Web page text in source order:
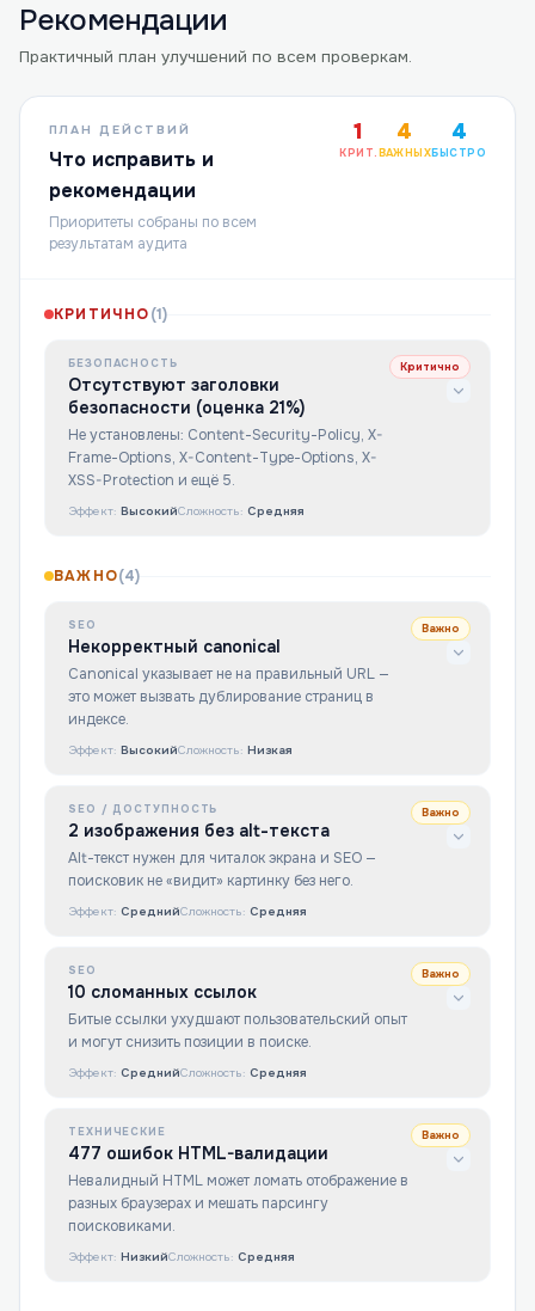
Рекомендации
Практичный план улучшений по всем проверкам.
ПЛАН ДЕЙСТВИЙ
Что исправить и
рекомендации
Приоритеты собраны по всем
результатам аудита
1
КРИТ.
4
ВАЖНЫХ
4
БЫСТРО
КРИТИЧНО(1)
БЕЗОПАСНОСТЬ
Отсутствуют заголовки
безопасности (оценка 21%)
Не установлены: Content-Security-Policy, X-
Frame-Options, X-Content-Type-Options, X-
XSS-Protection и ещё 5.
Критично
Эффект: ВысокийСложность: Средняя
ВАЖНО(4)
SEO
Некорректный canonical
Canonical указывает не на правильный URL —
это может вызвать дублирование страниц в
индексе.
Важно
Эффект: ВысокийСложность: Низкая
SEO / ДОСТУПНОСТЬ
2 изображения без alt-текста
Alt-текст нужен для читалок экрана и SEO —
поисковик не «видит» картинку без него.
Важно
Эффект: СреднийСложность: Средняя
SEO
10 сломанных ссылок
Битые ссылки ухудшают пользовательский опыт
и могут снизить позиции в поиске.
Важно
Эффект: СреднийСложность: Средняя
ТЕХНИЧЕСКИЕ
477 ошибок HTML-валидации
Невалидный HTML может ломать отображение в
разных браузерах и мешать парсингу
поисковиками.
Важно
Эффект: НизкийСложность: Средняя